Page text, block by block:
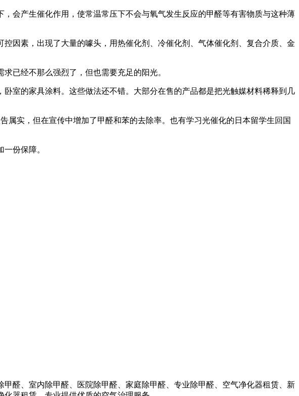
会产生催化作用，使常温常压下不会与氧气发生反应的甲醛等有害物质与这种薄
因素，出现了大量的噱头，用热催化剂、冷催化剂、气体催化剂、复合介质、金
已经不那么强烈了，但也需要充足的阳光。
室的家具涂料。这些做法还不错。大部分在售的产品都是把光触媒材料稀释到几
属实，但在宣传中增加了甲醛和苯的去除率。也有学习光催化的日本留学生回国
份保障。
醛、室内除甲醛、医院除甲醛、家庭除甲醛、专业除甲醛、空气净化器租赁、新